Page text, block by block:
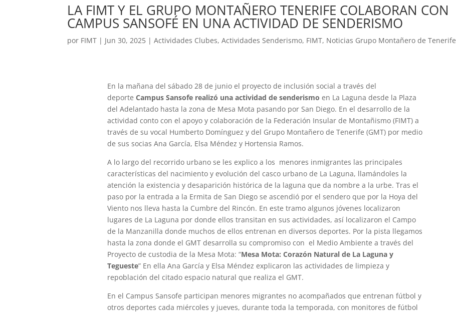
LA FIMT Y EL GRUPO MONTAÑERO TENERIFE COLABORAN CON
CAMPUS SANSOFÉ EN UNA ACTIVIDAD DE SENDERISMO
por FIMT | Jun 30, 2025 |Actividades Clubes,Actividades Senderismo, FIMT, Noticias Grupo Montañero de Tenerife
En la mañana del sábado 28 de junio el proyecto de inclusión social a través del
deporte Campus Sansofe realizó una actividad de senderismo en La Laguna desde la Plaza
del Adelantado hasta la zona de Mesa Mota pasando por San Diego. En el desarrollo de la
actividad conto con el apoyo y colaboración de la Federación Insular de Montañismo (FIMT) a
través de su vocal Humberto Domínguez y del Grupo Montañero de Tenerife (GMT) por medio
de sus socias Ana García, Elsa Méndez y Hortensia Ramos.
A lo largo del recorrido urbano se les explico a los menores inmigrantes las principales
características del nacimiento y evolución del casco urbano de La Laguna, llamándoles la
atención la existencia y desaparición histórica de la laguna que da nombre a la urbe. Tras el
paso por la entrada a la Ermita de San Diego se ascendió por el sendero que por la Hoya del
Viento nos lleva hasta la Cumbre del Rincón. En este tramo algunos jóvenes localizaron
lugares de La Laguna por donde ellos transitan en sus actividades, así localizaron el Campo
de la Manzanilla donde muchos de ellos entrenan en diversos deportes. Por la pista llegamos
hasta la zona donde el GMT desarrolla su compromiso con el Medio Ambiente a través del
Proyecto de custodia de la Mesa Mota: “Mesa Mota: Corazón Natural de La Laguna y
Tegueste” En ella Ana García y Elsa Méndez explicaron las actividades de limpieza y
repoblación del citado espacio natural que realiza el GMT.
En el Campus Sansofe participan menores migrantes no acompañados que entrenan fútbol y
otros deportes cada miércoles y jueves, durante toda la temporada, con monitores de fútbol